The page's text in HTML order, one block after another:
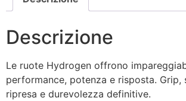
Descrizione
Le ruote Hydrogen offrono
performance, potenza e risposta. Grip,
ripresa e durevolezza definitive.